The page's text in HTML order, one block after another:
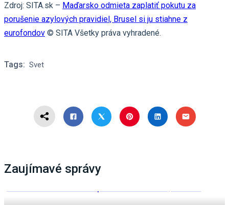
Zdroj: SITA.sk – Maďarsko odmieta zaplatiť pokutu za
porušenie azylových pravidiel, Brusel si ju stiahne z
eurofondov © SITA Všetky práva vyhradené.
Tags: Svet
Zaujímavé správy